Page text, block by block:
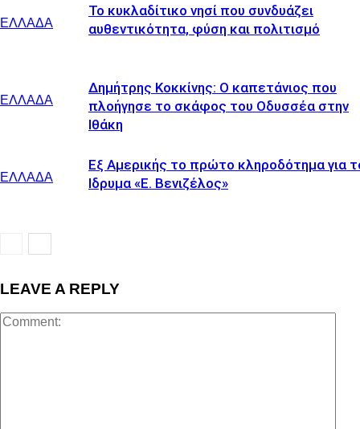
ΕΛΛΑΔΑ
Το κυκλαδίτικο νησί που συνδυάζει
αυθεντικότητα, φύση και πολιτισμό
ΕΛΛΑΔΑ
Δημήτρης Κοκκίνης: Ο καπετάνιος που
πλοήγησε το σκάφος του Οδυσσέα στην
Ιθάκη
ΕΛΛΑΔΑ
Εξ Αμερικής το πρώτο κληροδότημα για
Ιδρυμα «Ε. Βενιζέλος»
LEAVE A REPLY